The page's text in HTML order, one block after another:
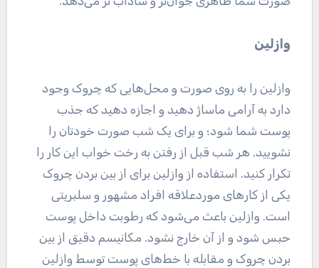
وازلین
وازلین را به روی صورت و محل‌هایی که چروک وجود
دارد به آرامی ماساژ دهید و اجازه دهید که جذب
پوست شما شود؛ و برای یک شب صورت خودتان را
نشویید. هر شب قبل از رفتن به رخت خواب این کار را
تکرار کنید. استفاده از وازلین برای از بین بردن چروک
یکی از کار‌های موردعلاقه افراد مشهور و سلبریتی
است. وازلین باعث می‌شود که رطوبت داخل پوست
حبس شود و از آن خارج نشود. مکانیسم دقیق از بین
بردن چروک و مقابله با خط‌های پوست توسط وازلین